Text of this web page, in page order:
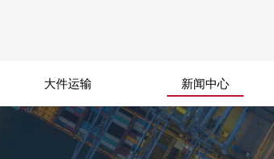
大件运输 新闻中心